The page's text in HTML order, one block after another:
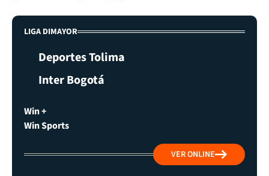
LIGA DIMAYOR
Deportes Tolima
Inter Bogotá
Win +
Win Sports
VER ONLINE